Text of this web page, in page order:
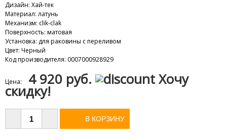
Дизайн: Хай-тек
Материал: латунь
Механизм: clik-clak
Поверхность: матовая
Установка: для раковины с переливом
Цвет: Черный
Код производителя: 0007000928929
Цена: 4 920 руб. Хочу
скидку!